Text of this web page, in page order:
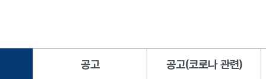
공고 공고(코로나 관련)